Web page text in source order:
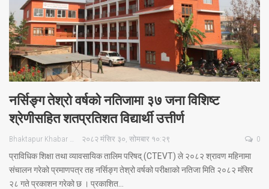
नर्सिङ्ग तेश्रो वर्षको नतिजामा ३७ जना विशिष्ट
श्रेणीसहित शतप्रतिशत विद्यार्थी उत्तीर्ण
२०८२ मंसिर ३०, सोमबार १०:२९ 0
प्राविधिक शिक्षा तथा व्यावसायिक तालिम परिषद् (CTEVT) ले २०८२ श्रावण महिनामा
संचालन गरेको प्रमाणपत्र तह नर्सिङ्ग तेश्रो वर्षको परीक्षाको नतिजा मिति २०८२ मंसिर
२८ गते प्रकाशन गरेको छ । प्रकाशित…